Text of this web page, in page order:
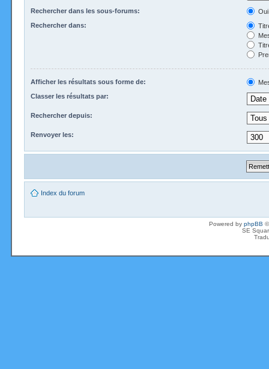
Rechercher dans les sous-forums:
Oui
Rechercher dans:
Afficher les résultats sous forme de:
Classer les résultats par:
Rechercher depuis:
Renvoyer les:
Index du forum
Powered by phpBB
SE